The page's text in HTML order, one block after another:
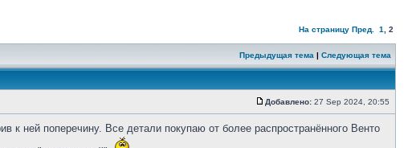
На страницу Пред. 1 2
Предыдущая тема | Следующая тема
Добавлено: 27 Sep 2024, 20:55
к ней поперечину. Все детали покупаю от более распространённого Венто